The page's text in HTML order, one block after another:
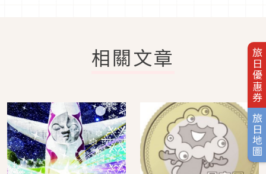
旅日優惠券
旅日地圖
相關文章